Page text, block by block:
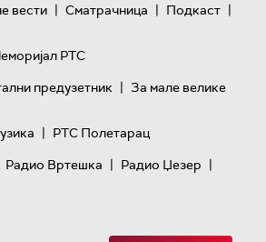
вести | Сматрачница | Подкаст |
РТС
предузетник | За мале велике
| РТС Полетарац
Радио Вртешка | Радио Џезер |